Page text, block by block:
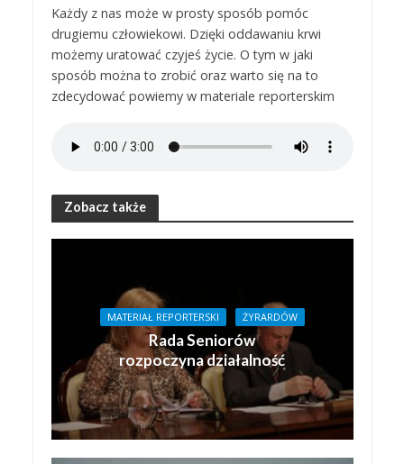
Każdy z nas może w prosty sposób pomóc
drugiemu człowiekowi. Dzięki oddawaniu krwi
możemy uratować czyjeś życie. O tym w jaki
sposób można to zrobić oraz warto się na to
zdecydować powiemy w materiale reporterskim
Zobacz także
MATERIAŁ REPORTERSKI ŻYRARDÓW
Rada Seniorów
rozpoczyna działalność